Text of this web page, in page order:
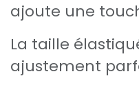
ajoute une
La taille
ajustement